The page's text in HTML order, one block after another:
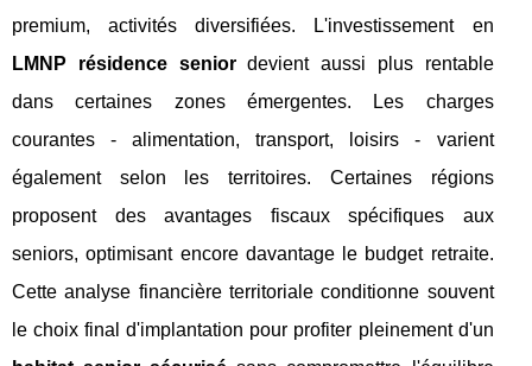
premium, activités diversifiées. L'investissement en
LMNP résidence seniordevient aussi plus rentable
dans certaines zones émergentes. Les charges
courantes - alimentation, transport, loisirs - varient
également selon les territoires. Certaines régions
proposent des avantages fiscaux spécifiques aux
seniors, optimisant encore davantage le budget retraite.
Cette analyse financière territoriale conditionne souvent
le choix final d'implantation pour profiter pleinement d'un